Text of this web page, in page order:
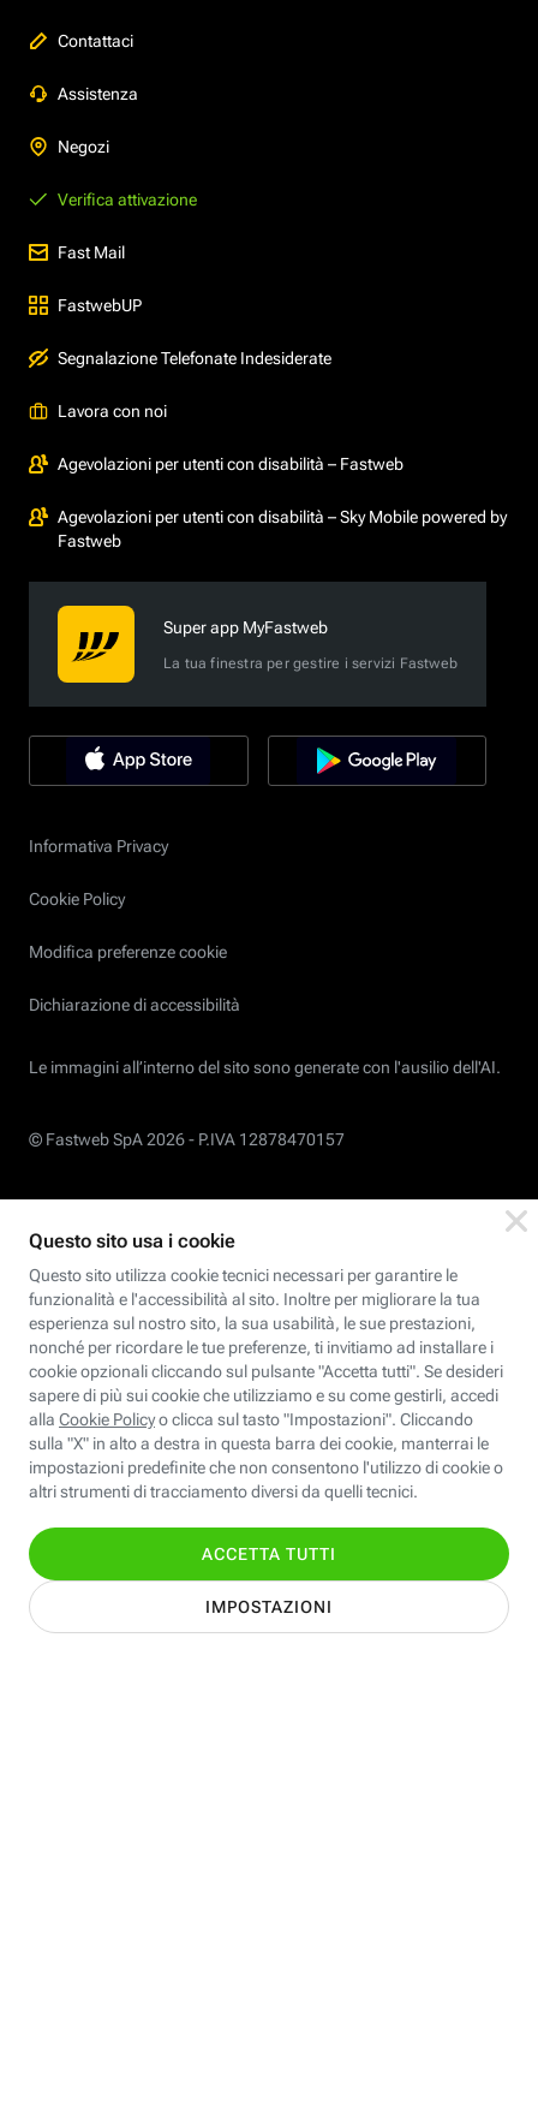
Contattaci
Assistenza
Negozi
Verifica attivazione
Fast Mail
FastwebUP
Segnalazione Telefonate Indesiderate
Lavora con noi
Agevolazioni per utenti con disabilità – Fastweb
Agevolazioni per utenti con disabilità – Sky Mobile powered by
Fastweb
Super app MyFastweb
La tua finestra per gestire i servizi Fastweb
Informativa Privacy
Cookie Policy
Modifica preferenze cookie
Dichiarazione di accessibilità
Le immagini all’interno del sito sono generate con l'ausilio dell'AI.
© Fastweb SpA 2026 - P.IVA 12878470157